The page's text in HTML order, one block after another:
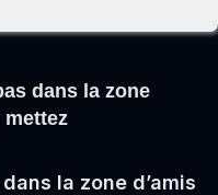
dans la zone
mettez
la zone d’amis